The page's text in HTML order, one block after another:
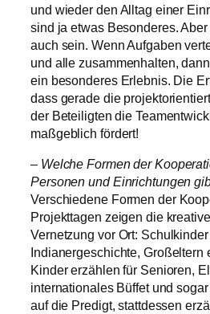
und wieder den Alltag einer
sind ja etwas Besonderes.
auch sein. Wenn Aufgaben
und alle zusammenhalten,
ein besonderes Erlebnis. Die
dass gerade die
der Beteiligten die
maßgeblich fördert!
– Welche Formen der
Personen und Einrichtungen
Verschiedene Formen der
Projekttagen zeigen die
Vernetzung vor Ort:
Indianergeschichte, Großeltern
Kinder erzählen für Senioren,
internationales Büffet und
auf die Predigt, stattdessen